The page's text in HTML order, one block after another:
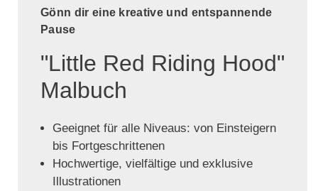
Gönn dir eine kreative und entspannende
Pause
"Little Red Riding Hood"
Malbuch
Geeignet für alle Niveaus: von Einsteigern
bis Fortgeschrittenen
Hochwertige, vielfältige und exklusive
Illustrationen